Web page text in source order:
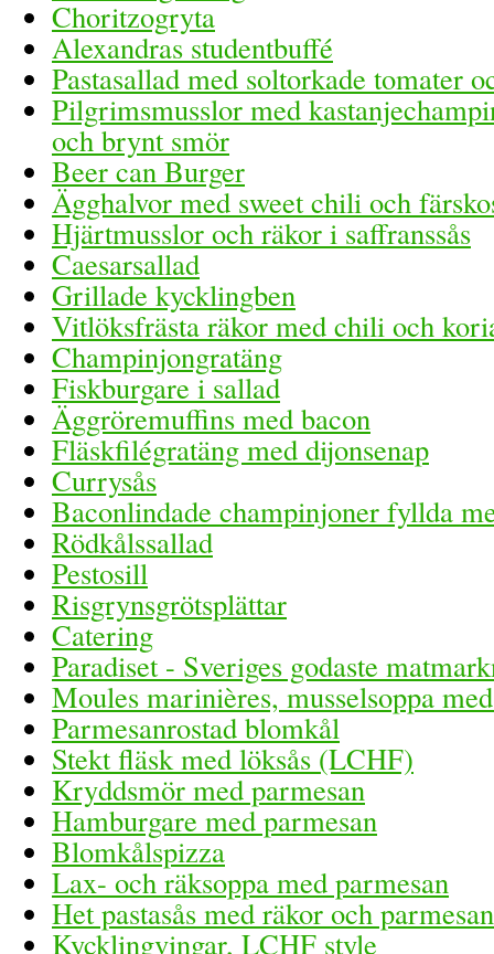
Choritzogryta
Alexandras studentbuffé
Pastasallad med soltorkade tomater
Pilgrimsmusslor med
och brynt smör
Beer can Burger
Ägghalvor med sweet chili och
Hjärtmusslor och räkor i saffranssås
Caesarsallad
Grillade kycklingben
Vitlöksfrästa räkor med chili och
Champinjongratäng
Fiskburgare i sallad
Äggröremuffins med bacon
Fläskfilégratäng med dijonsenap
Currysås
Baconlindade champinjoner fyllda
Rödkålssallad
Pestosill
Risgrynsgrötsplättar
Catering
Paradiset - Sveriges godaste
Moules marinières, musselsoppa
Parmesanrostad blomkål
Stekt fläsk med löksås (LCHF)
Kryddsmör med parmesan
Hamburgare med parmesan
Blomkålspizza
Lax- och räksoppa med parmesan
Het pastasås med räkor och parmesan
Kycklingvingar, LCHF style